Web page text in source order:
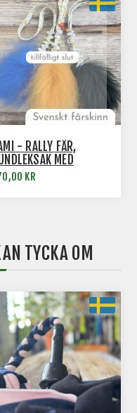
- RALLY FÅR,
MED
KR
TYCKA OM